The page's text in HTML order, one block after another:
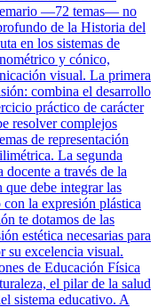
—72 temas— no
de la Historia del
en los sistemas de
y cónico,
visual. La primera
combina el desarrollo
práctico de carácter
resolver complejos
de representación
La segunda
docente a través de la
que debe integrar las
la expresión plástica
te dotamos de las
estética necesarias para
su excelencia visual.
de Educación Física
el pilar de la salud
sistema educativo. A